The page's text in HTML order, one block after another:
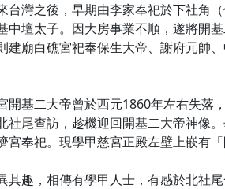
台灣之後，早期由李家奉祀於下社角
中壇太子。因大房事業不順，遂將開
廟白礁宮祀奉保生大帝、謝府元帥、
開基二大帝曾於西元1860年左右失
社尾查訪，趁機迎回開基二大帝神像
奉祀。現學甲慈宮正殿左壁上嵌有
其趣，相傳有學甲人士，有感於北社